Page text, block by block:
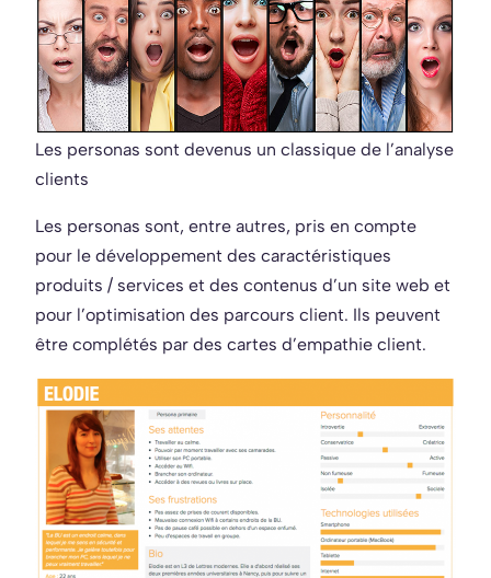
Les personas sont devenus un classique de l’analyse
clients
Les personas sont, entre autres, pris en compte
pour le développement des caractéristiques
produits / services et des contenus d’un site web et
pour l’optimisation des parcours client. Ils peuvent
être complétés par des cartes d’empathie client.